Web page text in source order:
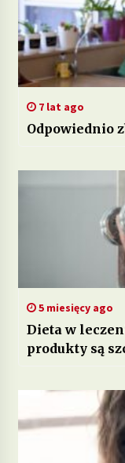
7 lat ago
Odpowiednio
5 miesięcy ago
Dieta w
produkty są